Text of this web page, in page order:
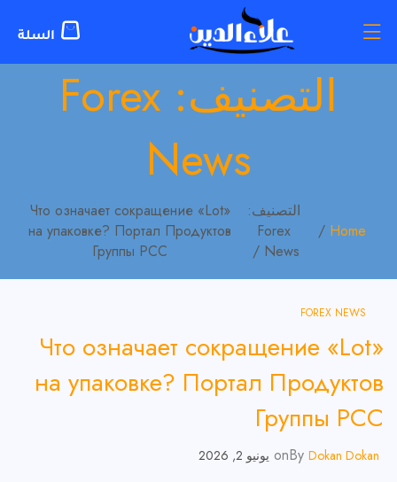
التصنيف: Forex
News
Home
التصنيف:
Forex
News
Что означает сокращение «Lot»
на упаковке? Портал Продуктов
Группы РСС
FOREX NEWS
Что означает сокращение «Lot»
на упаковке? Портал Продуктов
Группы РСС
By Dokan Dokan
on يونيو 2, 2026